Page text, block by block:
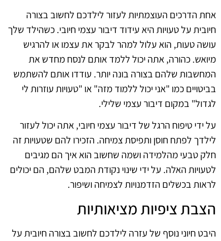
אחת הדרכים העוצמתיות לעזור לילדכם לחשוב בצורה
חיובית על טעויות היא עידוד דיבור עצמי חיובי. כשהילד שלך
עושה טעות, הוא עלול למהר לבקר את עצמו או להרגיש
מיואש. כהורה, אתה יכול ללמד אותם לנסח מחדש את
המחשבות שלהם בצורה בונה יותר. עודדו אותם להשתמש
בביטויים כמו "אני יכול ללמוד מזה" או "טעויות עוזרות לי
לגדול" במקום דיבור עצמי שלילי.
על ידי טיפוח הרגל של דיבור עצמי חיובי, אתה יכול לעזור
לילדך לפתח חוסן ותפיסת צמיחה. הזכירו להם שטעויות זה
חלק טבעי מהלמידה ושמה שחשוב הוא איך הם מגיבים
לטעויות האלה. על ידי שינוי נקודת המבט שלהם, הם יכולים
לראות בכשלים הזדמנויות לצמיחה ושיפור.
הצבת ציפיות מציאותיות
היבט חיוני נוסף של עזרה לילדכם לחשוב בצורה חיובית על